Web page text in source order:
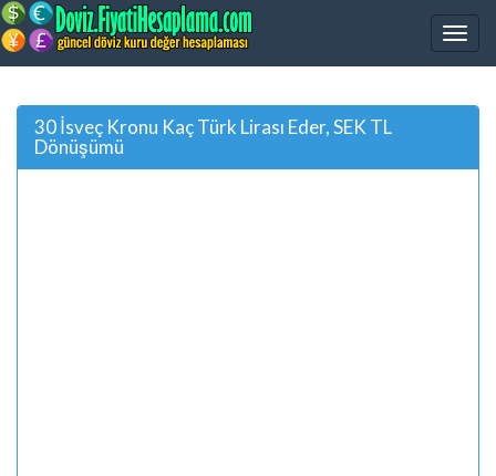
30 İsveç Kronu Kaç Türk Lirası Eder, SEK TL
Dönüşümü